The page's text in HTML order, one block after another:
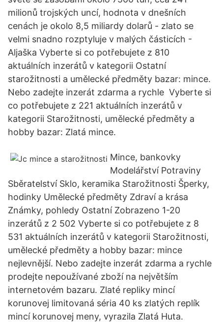
milionů trojských uncí, hodnota v dnešních
cenách je okolo 8,5 miliardy dolarů - zlato se
velmi snadno rozptyluje v malých částicích -
Aljaška Vyberte si co potřebujete z 810
aktuálních inzerátů v kategorii Ostatní
starožitnosti a umělecké předměty bazar: mince.
Nebo zadejte inzerát zdarma a rychle Vyberte si
co potřebujete z 221 aktuálních inzerátů v
kategorii Starožitnosti, umělecké předměty a
hobby bazar: Zlatá mince.
Mince, bankovky
Modelářství Potraviny
Sběratelství Sklo, keramika Starožitnosti Šperky,
hodinky Umělecké předměty Zdraví a krása
Známky, pohledy Ostatní Zobrazeno 1-20
inzerátů z 2 502 Vyberte si co potřebujete z 8
531 aktuálních inzerátů v kategorii Starožitnosti,
umělecké předměty a hobby bazar: mince
nejlevnější. Nebo zadejte inzerát zdarma a rychle
prodejte nepoužívané zboží na největším
internetovém bazaru. Zlaté repliky mincí
korunovej limitovaná séria 40 ks zlatých replík
mincí korunovej meny, vyrazila Zlatá Huta.